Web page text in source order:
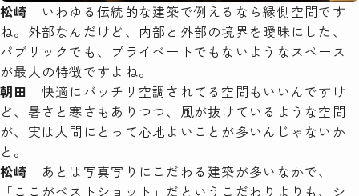
松崎 いわゆる伝統的な建築で例えるなら縁側空間です
ね。外部なんだけど、内部と外部の境界を曖昧にした、
パブリックでも、プライベートでもないようなスペース
が最大の特徴ですよね。
朝田
快適にバッチリ空調されてる空間もいいんですけ
ど、暑さと寒さもありつつ、風が抜けているような空間
が、実は人間にとって心地よいことが多いんじゃないか
と。
松崎 あとは写真写りにこだわる建築が多いなかで、
「ここがベストショット」だというこだわりよりも、シ